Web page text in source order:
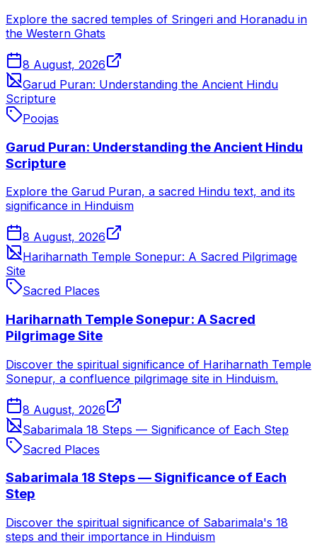
Explore the sacred temples of Sringeri and Horanadu in
the Western Ghats
8 August, 2026
Garud Puran: Understanding the Ancient Hindu
Scripture
Poojas
Garud Puran: Understanding the Ancient Hindu
Scripture
Explore the Garud Puran, a sacred Hindu text, and its
significance in Hinduism
8 August, 2026
Hariharnath Temple Sonepur: A Sacred Pilgrimage
Site
Sacred Places
Hariharnath Temple Sonepur: A Sacred
Pilgrimage Site
Discover the spiritual significance of Hariharnath Temple
Sonepur, a confluence pilgrimage site in Hinduism.
8 August, 2026
Sabarimala 18 Steps — Significance of Each Step
Sacred Places
Sabarimala 18 Steps — Significance of Each
Step
Discover the spiritual significance of Sabarimala's 18
steps and their importance in Hinduism